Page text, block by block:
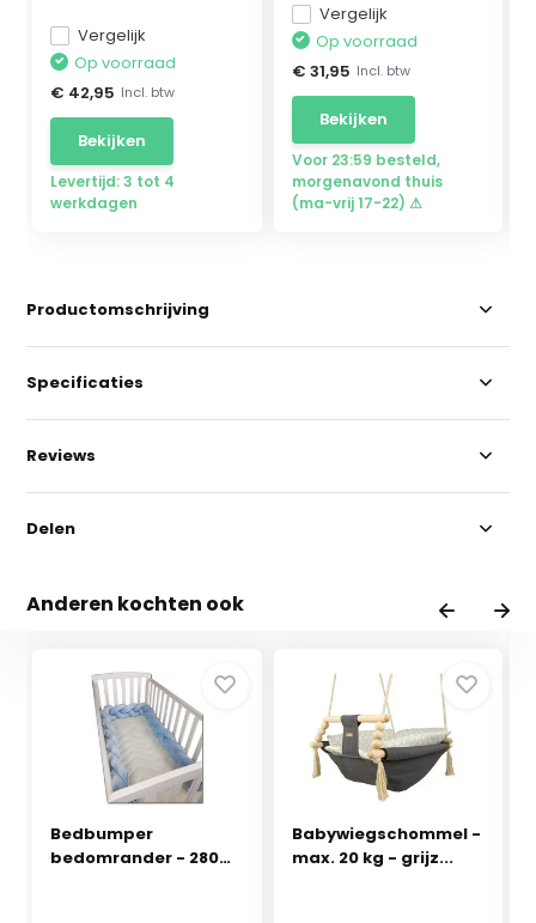
Vergelijk
Op voorraad
€ 42,95 Incl. btw
Bekijken
Levertijd: 3 tot 4
werkdagen
Vergelijk
Op voorraad
€ 31,95 Incl. btw
Bekijken
Voor 23:59 besteld,
morgenavond thuis
(ma-vrij 17-22) ⚠
Productomschrijving
Specificaties
Reviews
Delen
Anderen kochten ook
Bedbumper
bedomrander - 280
Babywiegschommel -
max. 20 kg - grijz...